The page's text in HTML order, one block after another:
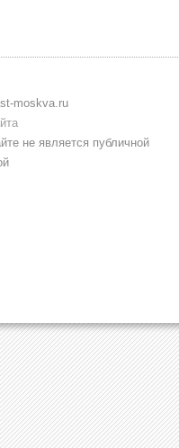
moskva.ru
не является публичной